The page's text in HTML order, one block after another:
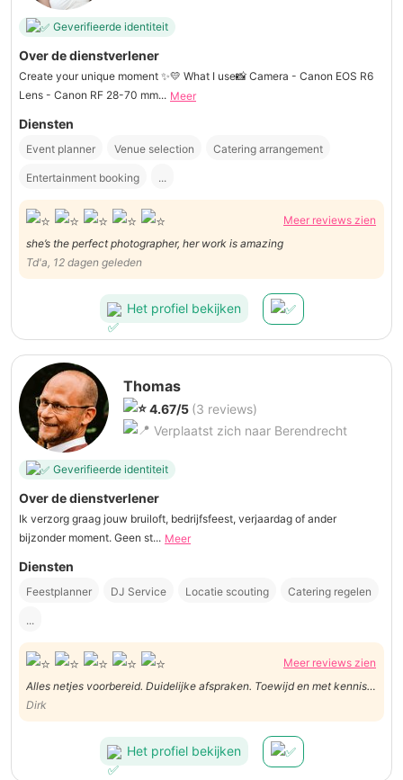
Geverifieerde identiteit
Over de dienstverlener
Create your unique moment ✨💛 What I use📸 Camera - Canon EOS R6
Lens - Canon RF 28-70 mm... Meer
Diensten
Event planner Venue selection Catering arrangement
Entertainment booking ...
Meer reviews zien
she’s the perfect photographer, her work is amazing
Td'a, 12 dagen geleden
Het profiel bekijken
Thomas
4.67/5 (3 reviews)
Verplaatst zich naar Berendrecht
Geverifieerde identiteit
Over de dienstverlener
Ik verzorg graag jouw bruiloft, bedrijfsfeest, verjaardag of ander
bijzonder moment. Geen st... Meer
Diensten
Feestplanner DJ Service Locatie scouting Catering regelen
...
Meer reviews zien
Alles netjes voorbereid. Duidelijke afspraken. Toewijd en met kennis
van zaken uitgevoerd.
Dirk
Het profiel bekijken